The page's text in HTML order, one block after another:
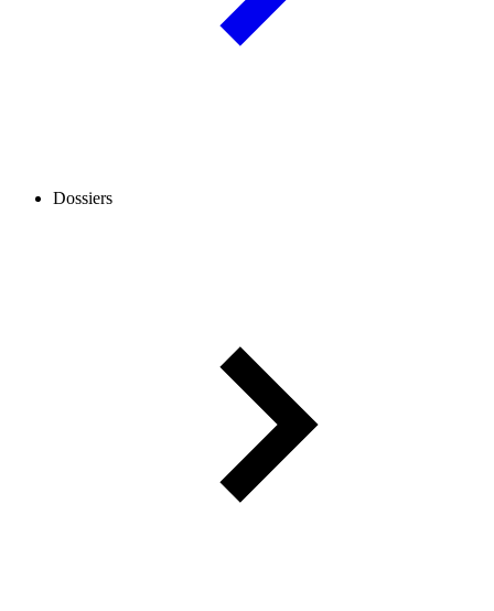
Dossiers